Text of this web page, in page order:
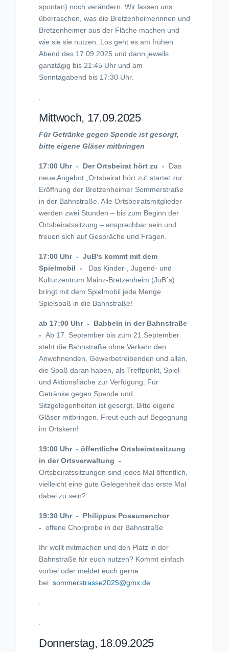
spontan) noch verändern. Wir lassen uns
überraschen, was die Bretzenheimerinnen und
Bretzenheimer aus der Fläche machen und
wie sie sie nutzen..Los geht es am frühen
Abend des 17.09.2025 und dann jeweils
ganztägig bis 21:45 Uhr und am
Sonntagabend bis 17:30 Uhr.
.
Mittwoch, 17.09.2025
Für Getränke gegen Spende ist gesorgt,
bitte eigene Gläser mitbringen
17:00 Uhr - Der Ortsbeirat hört zu -
Das
neue Angebot „Ortsbeirat hört zu“ startet zur
Eröffnung der Bretzenheimer Sommerstraße
in der Bahnstraße. Alle Ortsbeiratsmitglieder
werden zwei Stunden – bis zum Beginn der
Ortsbeiratssitzung – ansprechbar sein und
freuen sich auf Gespräche und Fragen.
17:00 Uhr - JuB's kommt mit dem
Spielmobil - Das Kinder-, Jugend- und
Kulturzentrum Mainz-Bretzenheim (JuB´s)
bringt mit dem Spielmobil jede Menge
Spielspaß in die Bahnstraße!
ab 17:00 Uhr - Babbeln in der Bahnstraße
- Ab 17. September bis zum 21.September
steht die Bahnstraße ohne Verkehr den
Anwohnenden, Gewerbetreibenden und allen,
die Spaß daran haben, als Treffpunkt, Spiel-
und Aktionsfläche zur Verfügung. Für
Getränke gegen Spende und
Sitzgelegenheiten ist gesorgt. Bitte eigene
Gläser mitbringen. Freut euch auf Begegnung
im Ortskern!
19:00 Uhr - öffentliche Ortsbeiratssitzung
in der Ortsverwaltung -
Ortsbeiratssitzungen sind jedes Mal öffentlich,
vielleicht eine gute Gelegenheit das erste Mal
dabei zu sein?
19:30 Uhr - Philippus Posaunenchor
- offene Chorprobe in der Bahnstraße
Ihr wollt mitmachen und den Platz in der
Bahnstraße für euch nutzen? Kommt einfach
vorbei oder meldet euch gerne
bei sommerstrasse2025@gmx.de
.
.
Donnerstag, 18.09.2025